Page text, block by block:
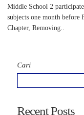
Middle School 2
subjects one month before
Chapter, Removing..
Cari
Recent Posts